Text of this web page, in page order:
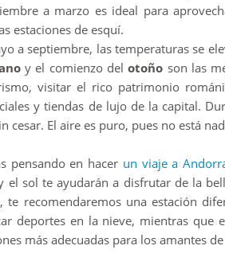
a marzo es ideal para
estaciones de esquí.
a septiembre, las temperaturas se
y el comienzo delotoño son las
visitar el rico patrimonio
y tiendas de lujo de la capital.
cesar. El aire es puro, pues no está
pensando en hacer un viaje a
el sol te ayudarán a disfrutar de la
te recomendaremos una estación
deportes en la nieve, mientras
más adecuadas para los amantes